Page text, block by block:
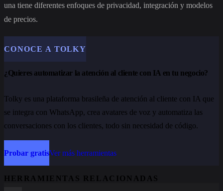
una tiene diferentes enfoques de privacidad, integración y modelos
de precios.
CONOCE A TOLKY
¿Quieres automatizar la atención al cliente con IA en tu negocio?
Tolky es una plataforma brasileña de atención al cliente con IA que
se integra con WhatsApp, crea avatares de voz y automatiza las
conversaciones con los clientes, todo sin necesidad de código.
Probar gratisVer más herramientas
HERRAMIENTAS RELACIONADAS